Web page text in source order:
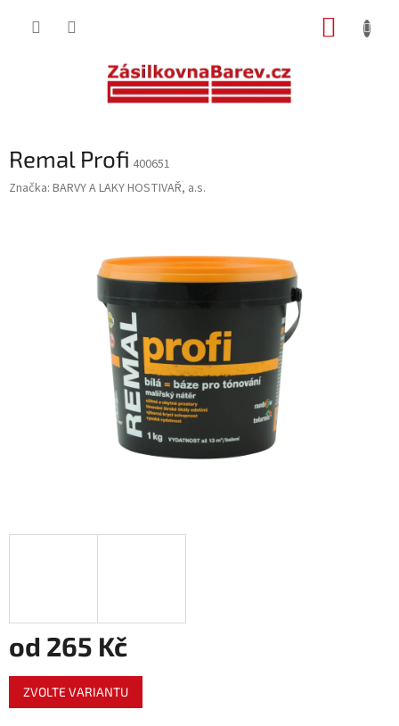
Remal Profi 400651
Značka: BARVY A LAKY HOSTIVAŘ, a.s.
od 265 Kč
Měrná
cena:
ZVOLTE VARIANTU